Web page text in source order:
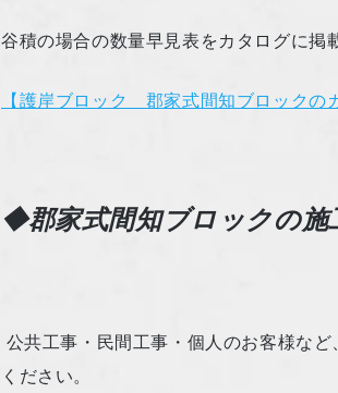
谷積の場合の数量早見表をカタログに掲
【護岸ブロック 郡家式間知ブロックの
◆郡家式間知ブロックの施
公共工事・民間工事・個人のお客様な
ください。